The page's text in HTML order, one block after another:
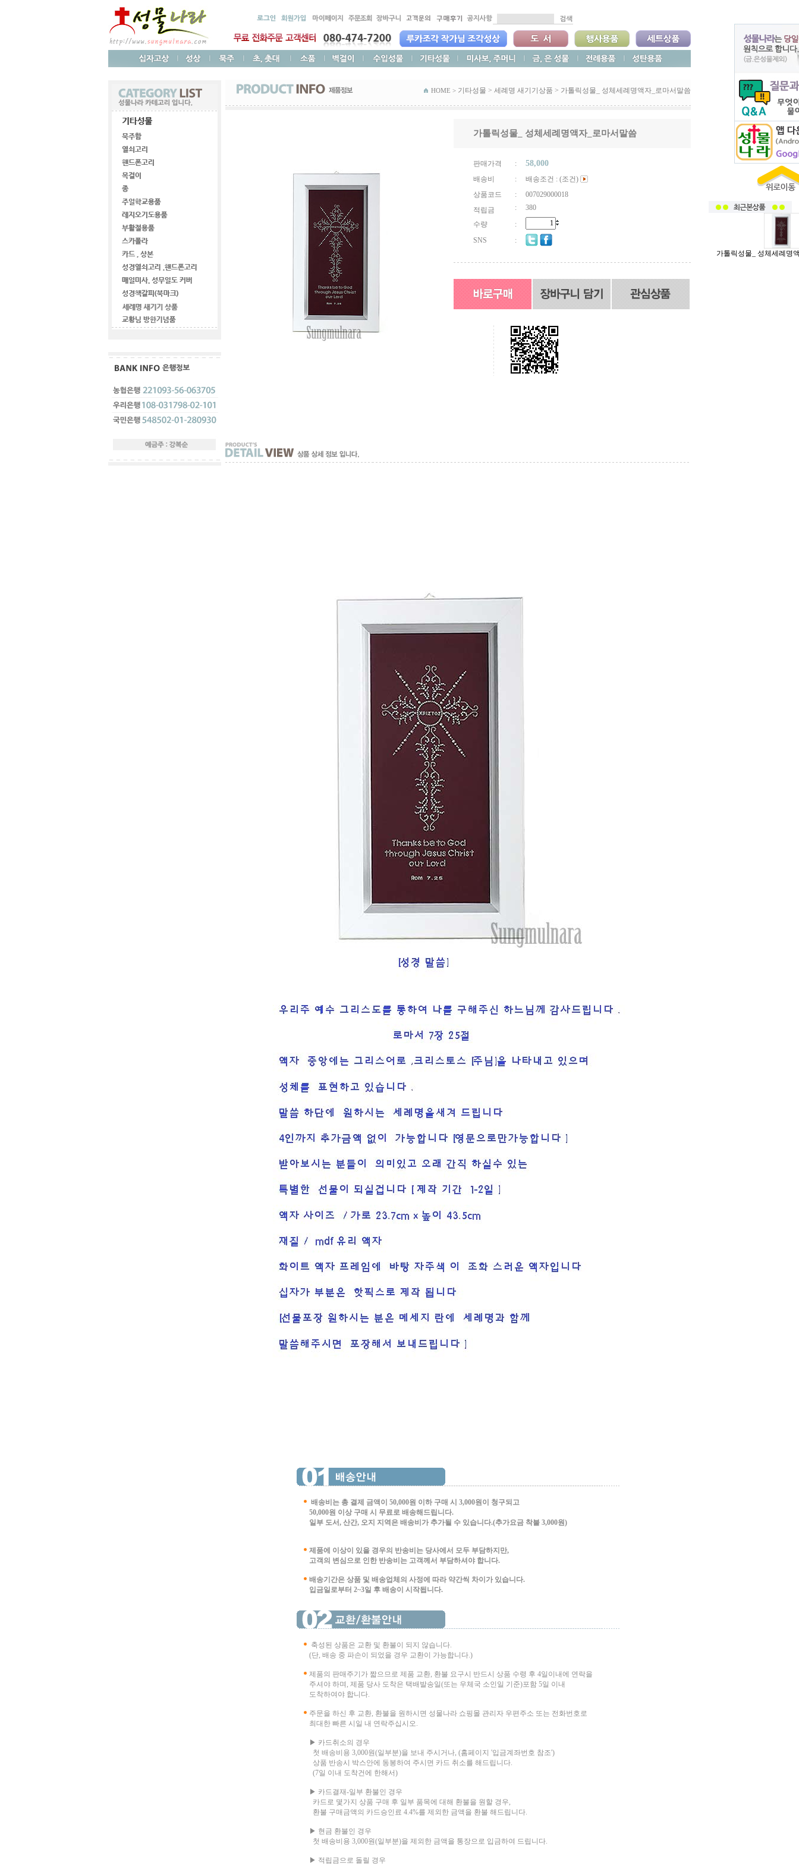
HOME > 기타성물 > 세례명 새기기상품 > 가톨릭성물_ 성체세례명액자_로마서말씀
가톨릭성물_ 성체세례명액자_로마서말씀
판매가격 : 58,000
배송비 :
배송조건 : (조건)
상품코드
:
007029000018
적립금
:
380
수량
:
SNS
:
배송비는 총 결제 금액이 50,000원 이하 구매 시 3,000원이 청구되고
50,000원 이상 구매 시 무료로 배송해드립니다.
일부 도서, 산간, 오지 지역은 배송비가 추가될 수 있습니다.(추가요금 착불 3,000원)
제품에 이상이 있을 경우의 반송비는 당사에서 모두 부담하지만,
고객의 변심으로 인한 반송비는 고객께서 부담하셔야 합니다.
배송기간은 상품 및 배송업체의 사정에 따라 약간씩 차이가 있습니다.
입금일로부터 2~3일 후 배송이 시작됩니다.
축성된 상품은 교환 및 환불이 되지 않습니다.
(단, 배송 중 파손이 되었을 경우 교환이 가능합니다.)
제품의 판매주기가 짧으므로 제품 교환, 환불 요구시 반드시 상품 수령 후 4일이내에 연락을
주셔야 하며, 제품 당사 도착은 택배발송일(또는 우체국 소인일 기준)포함 5일 이내
도착하여야 합니다.
주문을 하신 후 교환, 환불을 원하시면 성물나라 쇼핑몰 관리자 우편주소 또는 전화번호로
최대한 빠른 시일 내 연락주십시오.
▶ 카드취소의 경우
첫 배송비용 3,000원(일부분)을 보내 주시거나, (홈페이지 '입금계좌번호 참조')
상품 반송시 박스안에 동봉하여 주시면 카드 취소를 해드립니다.
(7일 이내 도착건에 한해서)
▶ 카드결재-일부 환불인 경우
카드로 몇가지 상품 구매 후 일부 품목에 대해 환불을 원할 경우,
환불 구매금액의 카드승인료 4.4%를 제외한 금액을 환불 해드립니다.
▶ 현금 환불인 경우
첫 배송비용 3,000원(일부분)을 제외한 금액을 통장으로 입금하여 드립니다.
▶ 적립금으로 돌릴 경우
가톨릭성물_ 성체세례명